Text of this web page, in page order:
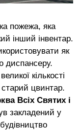
пожежа, яка
інший інвентар.
як
диспансеру.
кількості
цвинтар.
Всіх Святих і
закладений у